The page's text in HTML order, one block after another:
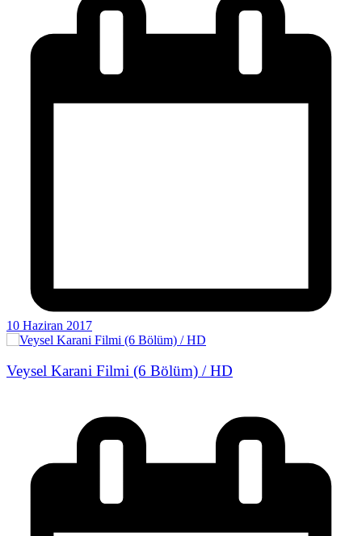
10 Haziran 2017
Veysel Karani Filmi (6 Bölüm) / HD